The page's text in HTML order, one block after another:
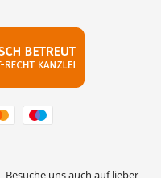
Besuche uns auch auf lieber-